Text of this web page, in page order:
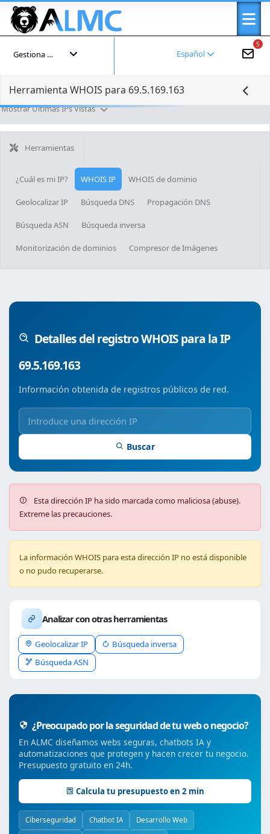
5
Español
Gestiona tu cuenta
Herramienta WHOIS para 69.5.169.163
Mostrar Últimas IPs Vistas
Herramientas
¿Cuál es mi IP? WHOIS IP WHOIS de dominio
Geolocalizar IP Búsqueda DNS Propagación DNS
Búsqueda ASN Búsqueda inversa
Monitorización de dominios Compresor de Imágenes
Detalles del registro WHOIS para la IP
69.5.169.163
Información obtenida de registros públicos de red.
Buscar
Esta dirección IP ha sido marcada como maliciosa (abuse).
Extreme las precauciones.
La información WHOIS para esta dirección IP no está disponible
o no pudo recuperarse.
Analizar con otras herramientas
Geolocalizar IP
Búsqueda inversa
Búsqueda ASN
¿Preocupado por la seguridad de tu web o negocio?
En ALMC diseñamos webs seguras, chatbots IA y
automatizaciones que protegen y hacen crecer tu negocio.
Presupuesto gratuito en 24h.
Calcula tu presupuesto en 2 min
Ciberseguridad Chatbot IA Desarrollo Web